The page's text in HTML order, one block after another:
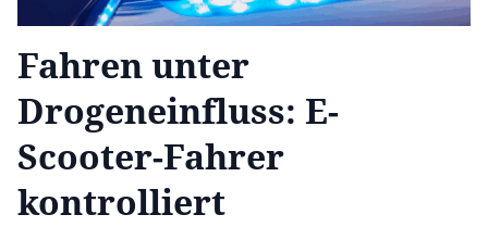
Fahren unter
Drogeneinfluss: E-
Scooter-Fahrer
kontrolliert